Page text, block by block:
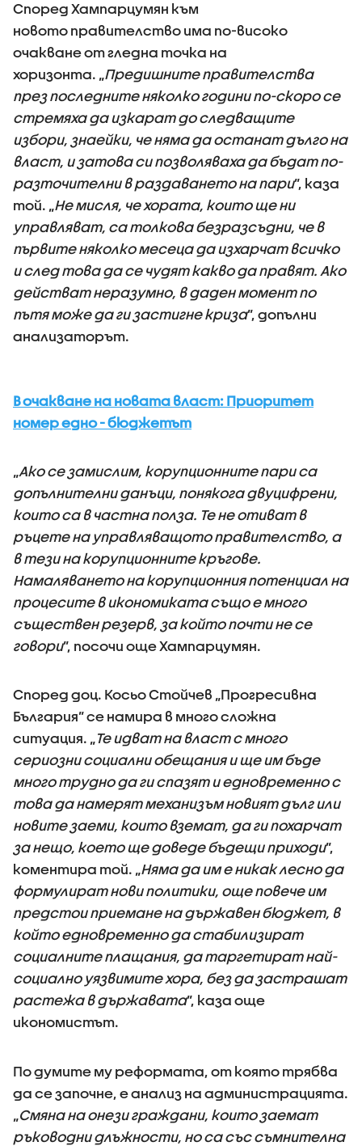
Според Хампарцумян към
новото правителство има по-високо
очакване от гледна точка на
хоризонта. „Предишните правителства
през последните няколко години по-скоро се
стремяха да изкарат до следващите
избори, знаейки, че няма да останат дълго на
власт, и затова си позволяваха да бъдат по-
разточителни в раздаването на пари”, каза
той. „Не мисля, че хората, които ще ни
управляват, са толкова безразсъдни, че в
първите няколко месеца да изхарчат всичко
и след това да се чудят какво да правят. Ако
действат неразумно, в даден момент по
пътя може да ги застигне криза”, допълни
анализаторът.
В очакване на новата власт: Приоритет
номер едно - бюджетът
„Ако се замислим, корупционните пари са
допълнителни данъци, понякога двуцифрени,
които са в частна полза. Те не отиват в
ръцете на управляващото правителство, а
в тези на корупционните кръгове.
Намаляването на корупционния потенциал на
процесите в икономиката също е много
съществен резерв, за който почти не се
говори”, посочи още Хампарцумян.
Според доц. Косьо Стойчев „Прогресивна
България” се намира в много сложна
ситуация. „Те идват на власт с много
сериозни социални обещания и ще им бъде
много трудно да ги спазят и едновременно с
това да намерят механизъм новият дълг или
новите заеми, които вземат, да ги похарчат
за нещо, което ще доведе бъдещи приходи”,
коментира той. „Няма да им е никак лесно да
формулират нови политики, още повече им
предстои приемане на държавен бюджет, в
който едновременно да стабилизират
социалните плащания, да таргетират най-
социално уязвимите хора, без да застрашат
растежа в държавата”, каза още
икономистът.
По думите му реформата, от която трябва
да се започне, е анализ на администрацията.
„Смяна на онези граждани, които заемат
ръководни длъжности, но са със съмнителна